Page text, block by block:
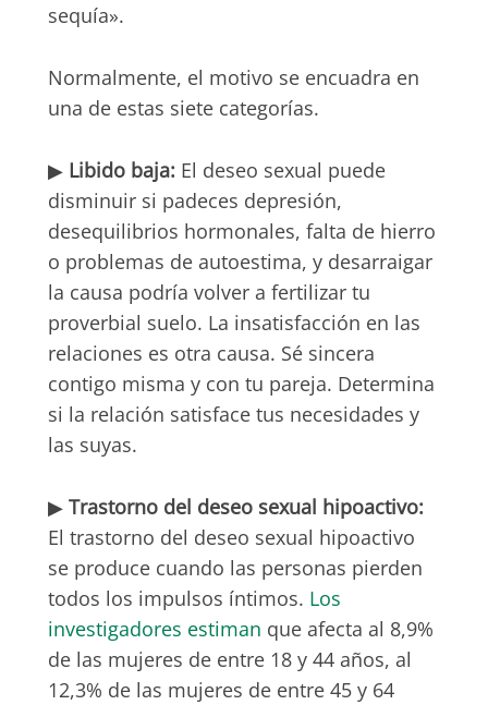
sequía».
Normalmente, el motivo se encuadra en
una de estas siete categorías.
▶ Libido baja: El deseo sexual puede
disminuir si padeces depresión,
desequilibrios hormonales, falta de hierro
o problemas de autoestima, y desarraigar
la causa podría volver a fertilizar tu
proverbial suelo. La insatisfacción en las
relaciones es otra causa. Sé sincera
contigo misma y con tu pareja. Determina
si la relación satisface tus necesidades y
las suyas.
▶ Trastorno del deseo sexual hipoactivo:
El trastorno del deseo sexual hipoactivo
se produce cuando las personas pierden
todos los impulsos íntimos. Los
investigadores estiman que afecta al 8,9%
de las mujeres de entre 18 y 44 años, al
12,3% de las mujeres de entre 45 y 64